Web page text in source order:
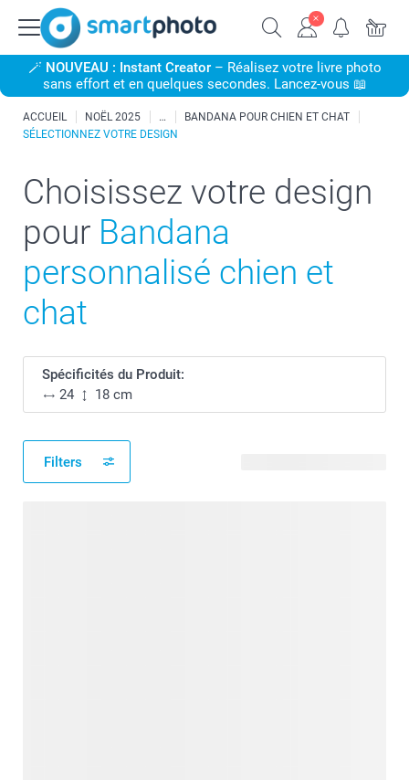
🪄 NOUVEAU : Instant Creator– Réalisez votre livre photo
sans effort et en quelques secondes. Lancez-vous 📖
ACCUEIL NOËL 2025
BANDANA POUR CHIEN ET CHAT
SÉLECTIONNEZ VOTRE DESIGN
Choisissez votre design
pour Bandana
personnalisé chien et
chat
Spécificités du Produit:
24
18 cm
Filters